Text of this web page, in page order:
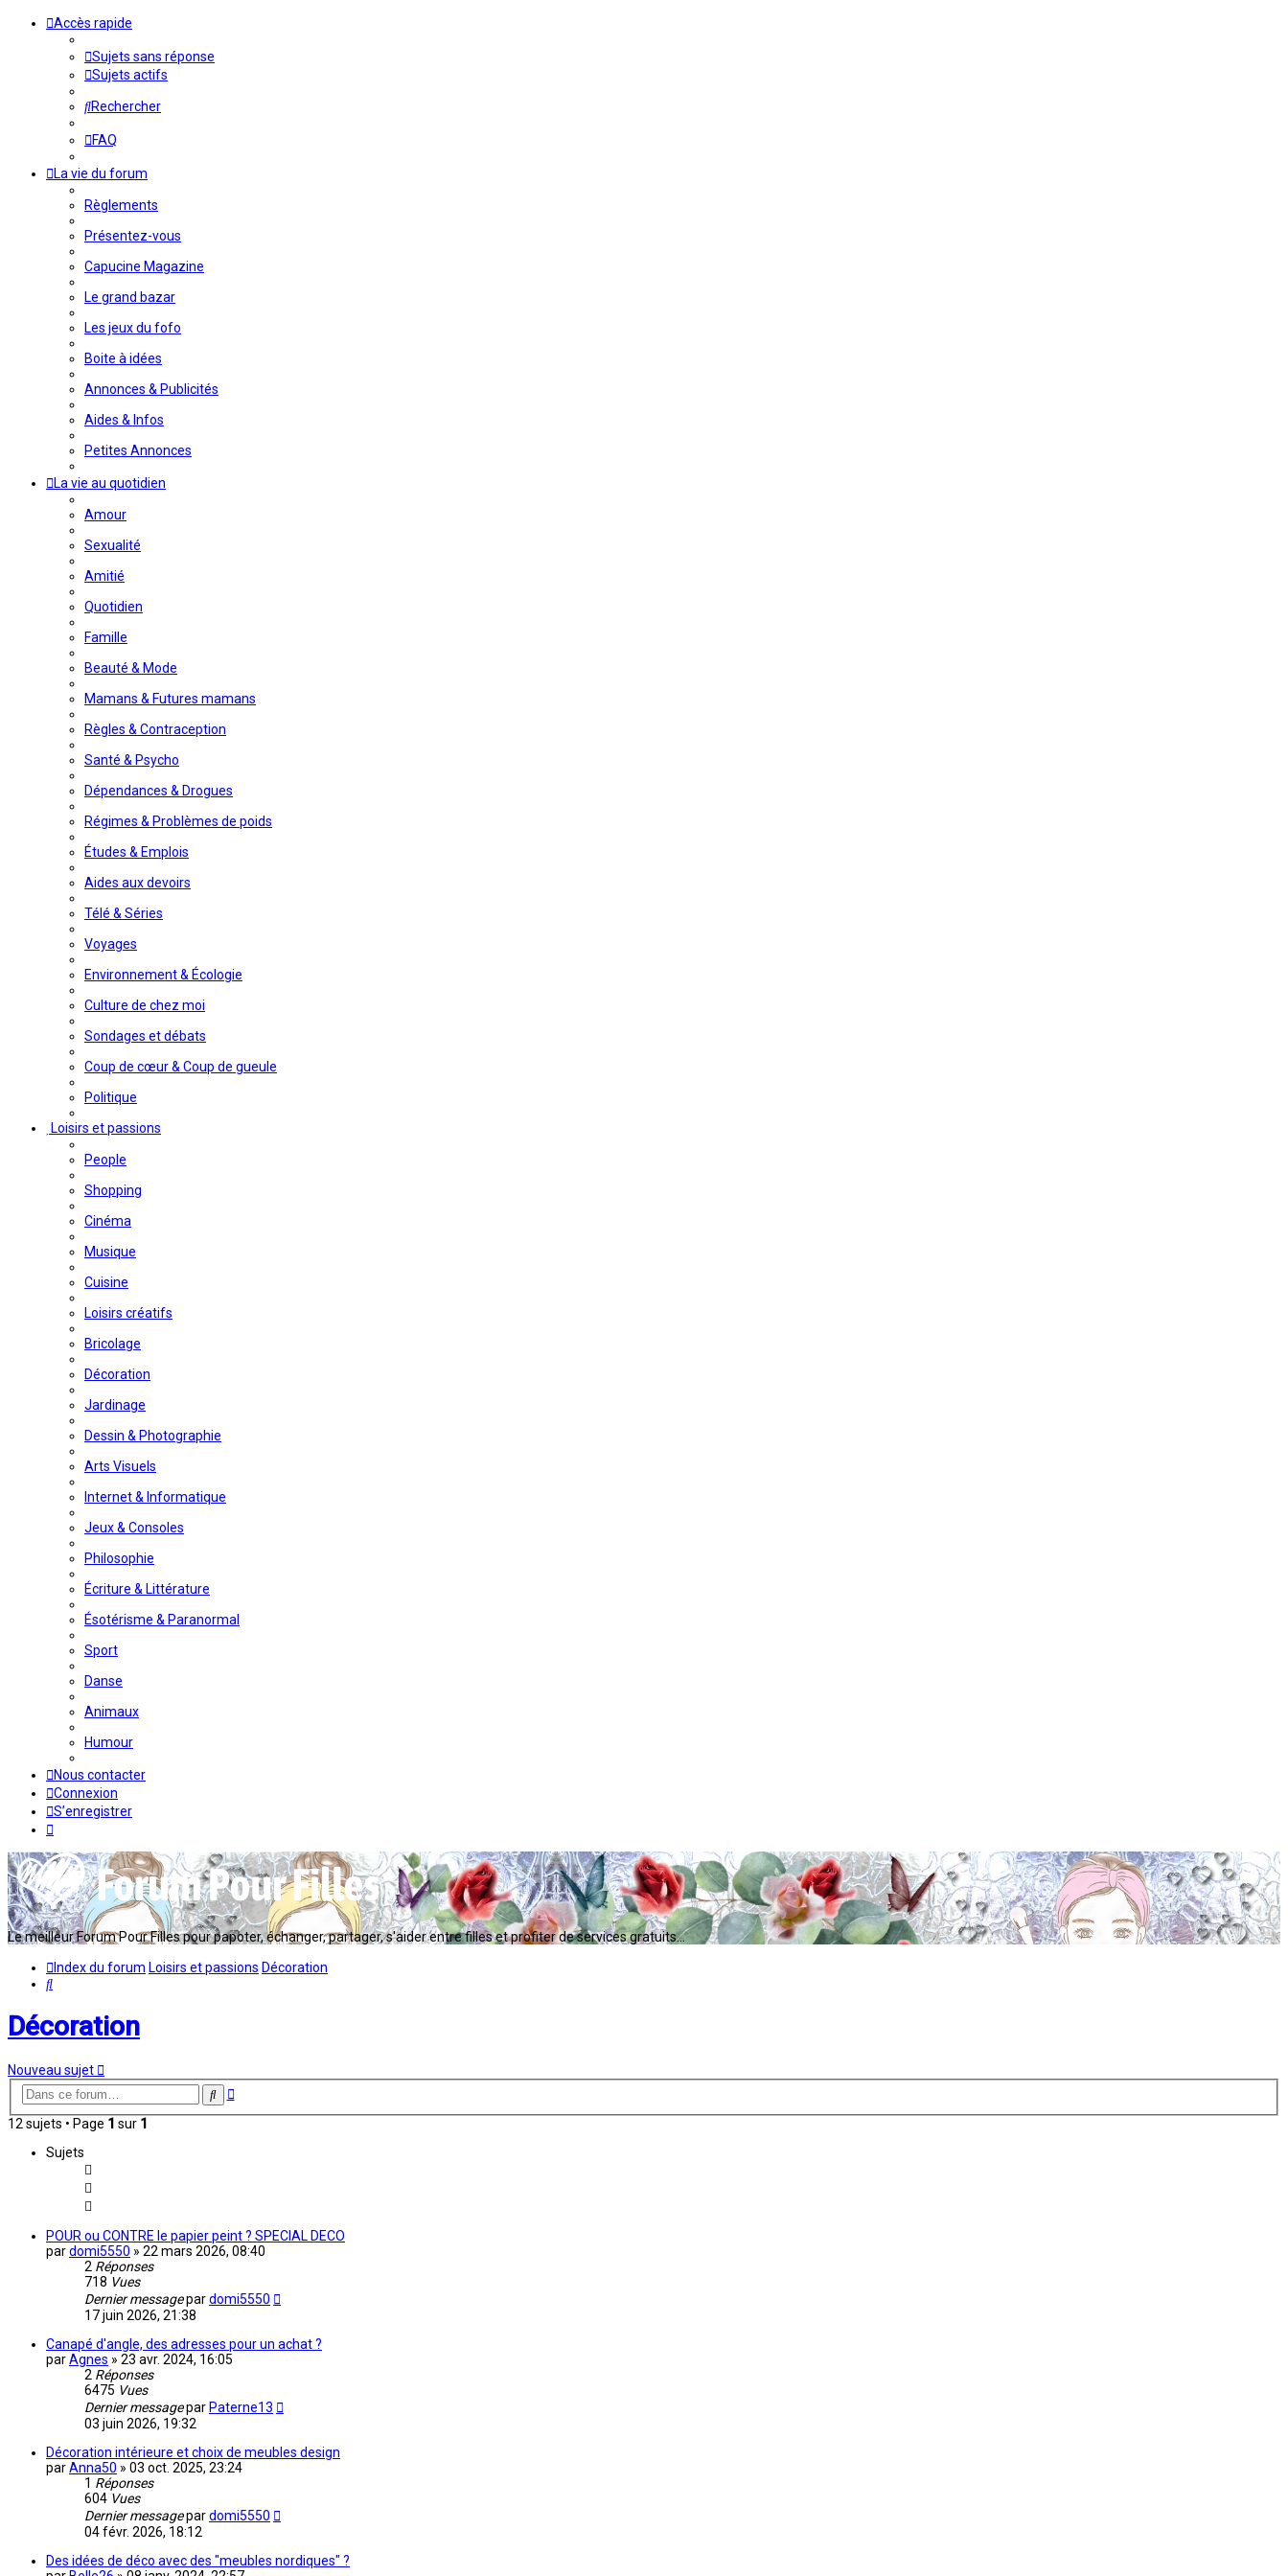
Accès rapide
Sujets sans réponse
Sujets actifs
Rechercher
FAQ
La vie du forum
Règlements
Présentez-vous
Capucine Magazine
Le grand bazar
Les jeux du fofo
Boite à idées
Annonces & Publicités
Aides & Infos
Petites Annonces
La vie au quotidien
Amour
Sexualité
Amitié
Quotidien
Famille
Beauté & Mode
Mamans & Futures mamans
Règles & Contraception
Santé & Psycho
Dépendances & Drogues
Régimes & Problèmes de poids
Études & Emplois
Aides aux devoirs
Télé & Séries
Voyages
Environnement & Écologie
Culture de chez moi
Sondages et débats
Coup de cœur & Coup de gueule
Politique
Loisirs et passions
People
Shopping
Cinéma
Musique
Cuisine
Loisirs créatifs
Bricolage
Décoration
Jardinage
Dessin & Photographie
Arts Visuels
Internet & Informatique
Jeux & Consoles
Philosophie
Écriture & Littérature
Ésotérisme & Paranormal
Sport
Danse
Animaux
Humour
Nous contacter
Connexion
S’enregistrer
Le meilleur Forum Pour Filles pour papoter, échanger, partager, s'aider entre filles et profiter de services gratuits...
Index du forum Loisirs et passions Décoration
Rechercher
Décoration
Nouveau sujet
Rechercher
Recherche
12 sujets • Page 1 sur 1
Sujets
POUR ou CONTRE le papier peint ? SPECIAL DECO
pardomi5550 » 22 mars 2026, 08:40
2 Réponses
718 Vues
Dernier messagepardomi5550
17 juin 2026, 21:38
Canapé d'angle, des adresses pour un achat ?
parAgnes » 23 avr. 2024, 16:05
2 Réponses
6475 Vues
Dernier messagepar Paterne13
03 juin 2026, 19:32
Décoration intérieure et choix de meubles design
parAnna50 » 03 oct. 2025, 23:24
1 Réponses
604 Vues
Dernier messagepardomi5550
04 févr. 2026, 18:12
Des idées de déco avec des "meubles nordiques" ?